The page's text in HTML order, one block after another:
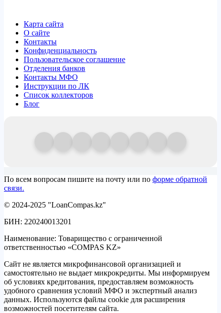
Карта сайта
О сайте
Контакты
Конфиденциальность
Пользовательское соглашение
Отделения банков
Контакты МФО
Инструкции по ЛК
Список коллекторов
Блог
По всем вопросам пишите на почту или по форме обратной
связи.
© 2024-2025 "LoanCompas.kz"
БИН: 220240013201
Наименование: Товарищество с ограниченной
ответственностью «COMPAS KZ»
Сайт не является микрофинансовой организацией и
самостоятельно не выдает микрокредиты. Мы информируем
об условиях кредитования, предоставляем возможность
удобного сравнения условий МФО и экспертный анализ
данных. Используются файлы cookie для расширения
возможностей посетителям сайта.